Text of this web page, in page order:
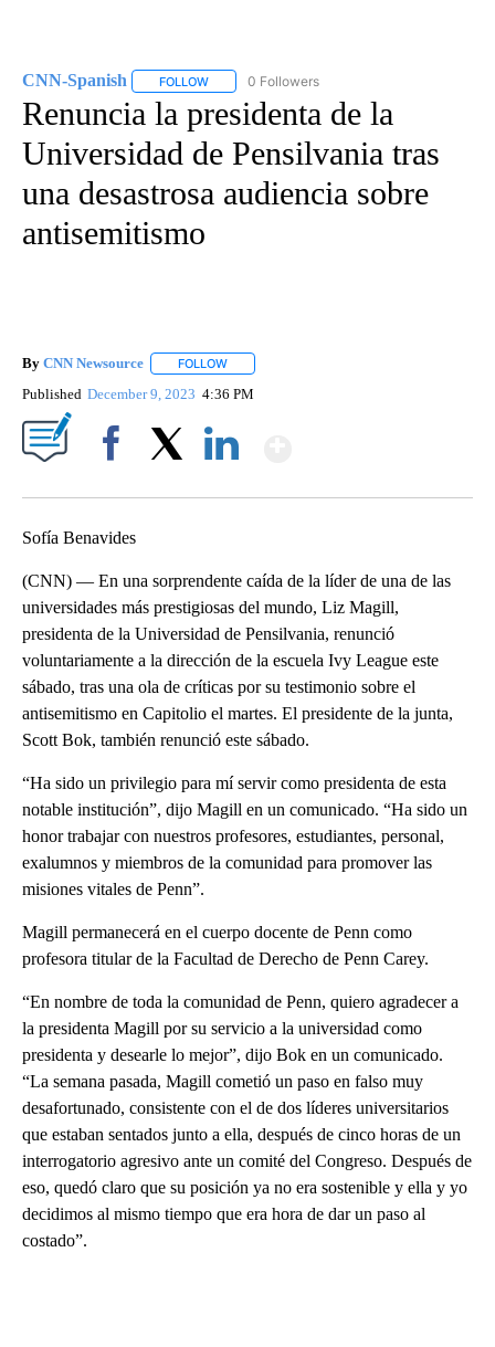
CNN-Spanish FOLLOW FOLLOW "CNN-SPANISH" TO RECEIVE
0 Followers
Renuncia la presidenta de la
Universidad de Pensilvania tras
una desastrosa audiencia sobre
antisemitismo
By CNN Newsource FOLLOW
Published December 9, 2023 4:36 PM
Sofía Benavides
(CNN) — En una sorprendente caída de la líder de una de las
universidades más prestigiosas del mundo, Liz Magill,
presidenta de la Universidad de Pensilvania, renunció
voluntariamente a la dirección de la escuela Ivy League este
sábado, tras una ola de críticas por su testimonio sobre el
antisemitismo en Capitolio el martes. El presidente de la junta,
Scott Bok, también renunció este sábado.
“Ha sido un privilegio para mí servir como presidenta de esta
notable institución”, dijo Magill en un comunicado. “Ha sido un
honor trabajar con nuestros profesores, estudiantes, personal,
exalumnos y miembros de la comunidad para promover las
misiones vitales de Penn”.
Magill permanecerá en el cuerpo docente de Penn como
profesora titular de la Facultad de Derecho de Penn Carey.
“En nombre de toda la comunidad de Penn, quiero agradecer a
la presidenta Magill por su servicio a la universidad como
presidenta y desearle lo mejor”, dijo Bok en un comunicado.
“La semana pasada, Magill cometió un paso en falso muy
desafortunado, consistente con el de dos líderes universitarios
que estaban sentados junto a ella, después de cinco horas de un
interrogatorio agresivo ante un comité del Congreso. Después de
eso, quedó claro que su posición ya no era sostenible y ella y yo
decidimos al mismo tiempo que era hora de dar un paso al
costado”.